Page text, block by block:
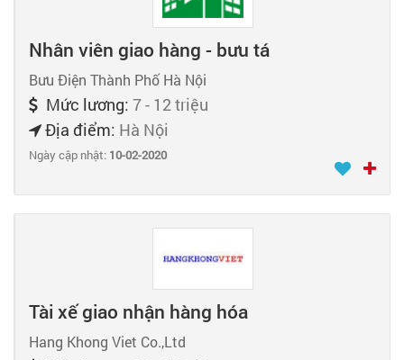
Nhân viên giao hàng - bưu tá
Bưu Điện Thành Phố Hà Nội
Mức lương: 7 - 12 triệu
Địa điểm: Hà Nội
Ngày cập nhật: 10-02-2020
Tài xế giao nhận hàng hóa
Hang Khong Viet Co.,Ltd